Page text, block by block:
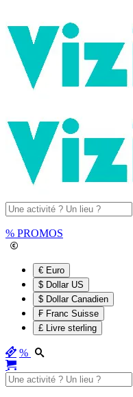
% PROMOS
€ Euro
$ Dollar US
$ Dollar Canadien
₣ Franc Suisse
£ Livre sterling
%